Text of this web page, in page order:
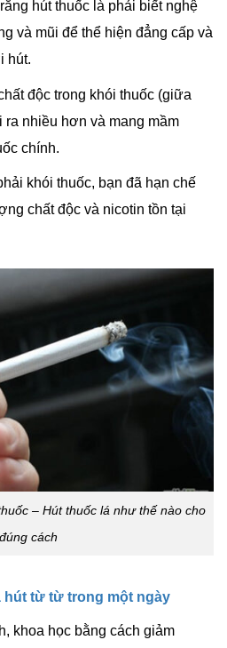
hút thuốc là phải biết nghệ
và mũi để thể hiện đẳng cấp và
hút.
độc trong khói thuốc (giữa
nhiều hơn và mang mầm
chính.
khói thuốc, bạn đã hạn chế
chất độc và nicotin tồn tại
– Hút thuốc lá như thế nào cho
đúng cách
hút từ từ trong một ngày
khoa học bằng cách giảm